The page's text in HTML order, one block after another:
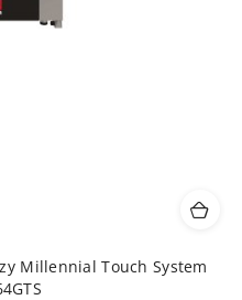
Millennial Touch System